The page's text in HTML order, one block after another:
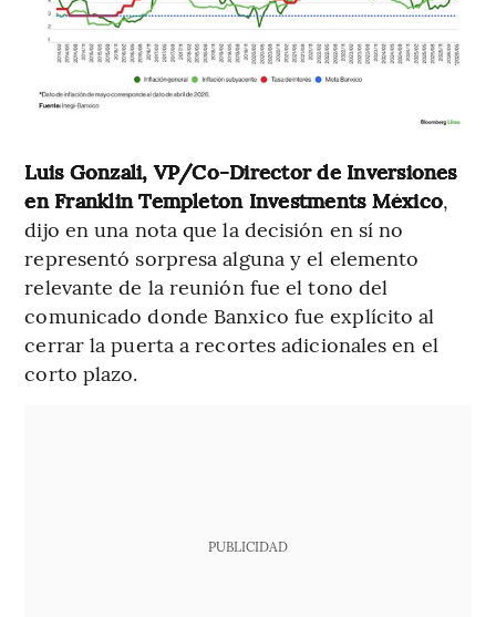
Luis Gonzali, VP/Co-Director de Inversiones
en Franklin Templeton Investments México,
dijo en una nota que la decisión en sí no
representó sorpresa alguna y el elemento
relevante de la reunión fue el tono del
comunicado donde Banxico fue explícito al
cerrar la puerta a recortes adicionales en el
corto plazo.
PUBLICIDAD